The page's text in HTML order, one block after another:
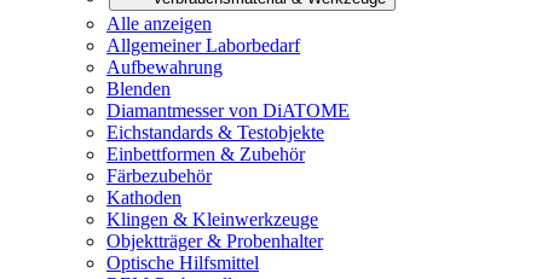
Alle anzeigen
Allgemeiner Laborbedarf
Aufbewahrung
Blenden
Diamantmesser von DiATOME
Eichstandards & Testobjekte
Einbettformen & Zubehör
Färbezubehör
Kathoden
Klingen & Kleinwerkzeuge
Objektträger & Probenhalter
Optische Hilfsmittel